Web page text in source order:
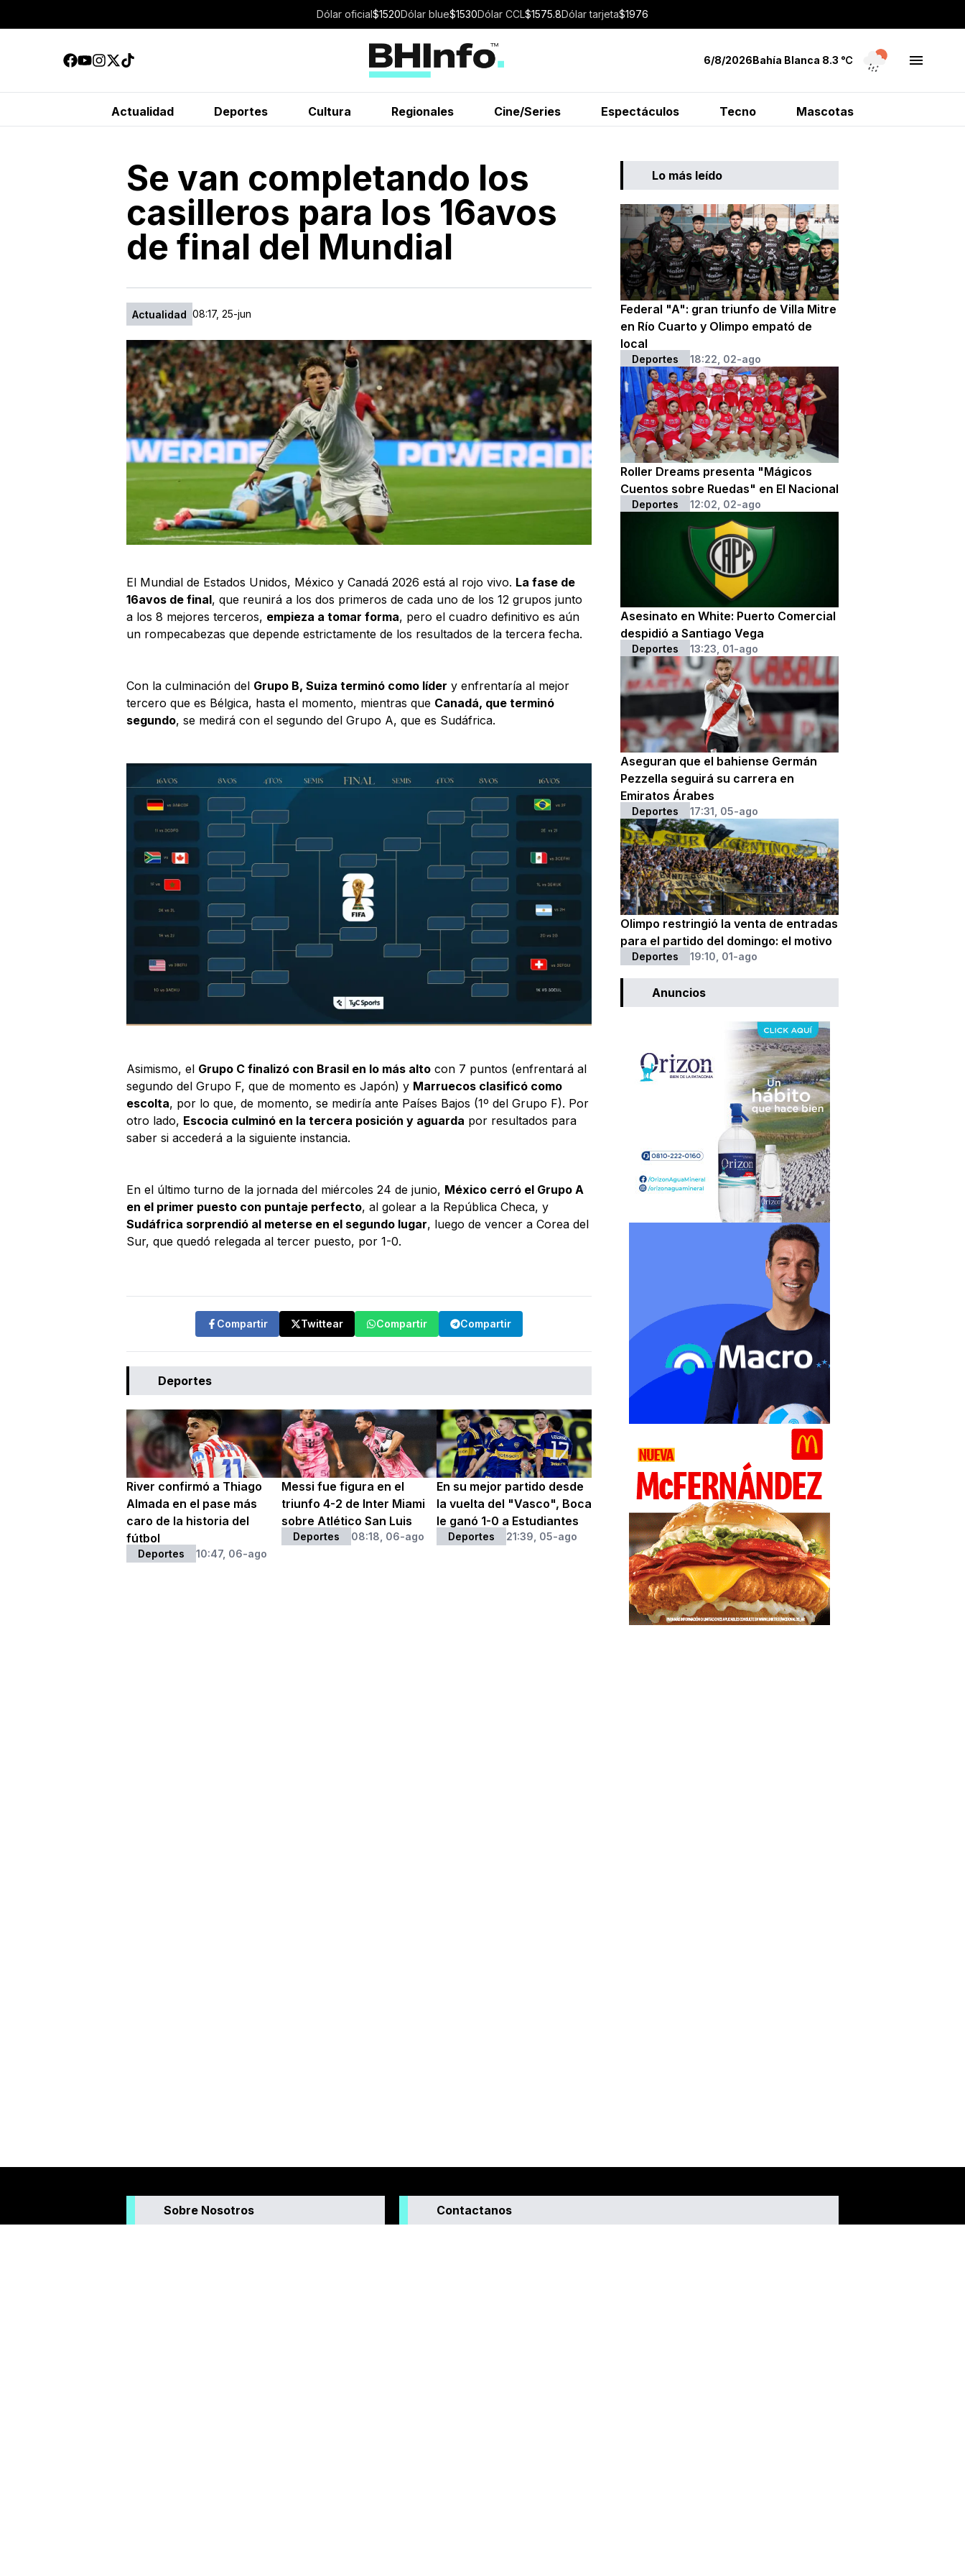
Dólar oficial$1520Dólar blue$1530Dólar CCL$1575.8Dólartarjeta$1976
6/8/2026Bahía Blanca 8.3 ℃
Actualidad Deportes Cultura Regionales Cine/Series Espectáculos Tecno Mascotas
Se van completando los
casilleros para los 16avos
de final del Mundial
Actualidad 08:17, 25-jun
El Mundial de Estados Unidos, México y Canadá 2026 está al rojo vivo. La fase de
16avos de final, que reunirá a los dos primeros de cada uno de los 12 grupos junto
a los 8 mejores terceros, empieza a tomar forma, pero el cuadro definitivo es aún
un rompecabezas que depende estrictamente de los resultados de la tercera fecha.
Con la culminación del Grupo B, Suiza terminó como líder y enfrentaría al mejor
tercero que es Bélgica, hasta el momento, mientras que Canadá, que terminó
segundo, se medirá con el segundo del Grupo A, que es Sudáfrica.
Asimismo, el Grupo C finalizó con Brasil en lo más alto con 7 puntos (enfrentará al
segundo del Grupo F, que de momento es Japón) y Marruecos clasificó como
escolta, por lo que, de momento, se mediría ante Países Bajos (1º del Grupo F). Por
otro lado, Escocia culminó en la tercera posición y aguarda por resultados para
saber si accederá a la siguiente instancia.
En el último turno de la jornada del miércoles 24 de junio, México cerró el Grupo A
en el primer puesto con puntaje perfecto, al golear a la República Checa, y
Sudáfrica sorprendió al meterse en el segundo lugar, luego de vencer a Corea del
Sur, que quedó relegada al tercer puesto, por 1-0.
Compartir Twittear Compartir Compartir
Deportes
River confirmó a Thiago
Almada en el pase más
caro de la historia del
fútbol
Deportes 10:47, 06-ago
Messi fue figura en el
triunfo 4-2 de Inter Miami
sobre Atlético San Luis
Deportes 08:18, 06-ago
En su mejor partido desde
la vuelta del "Vasco", Boca
le ganó 1-0 a Estudiantes
Deportes 21:39, 05-ago
Lo más leído
Federal "A": gran triunfo de Villa Mitre
en Río Cuarto y Olimpo empató de
local
Deportes 18:22, 02-ago
Roller Dreams presenta "Mágicos
Cuentos sobre Ruedas" en El Nacional
Deportes 12:02, 02-ago
Asesinato en White: Puerto Comercial
despidió a Santiago Vega
Deportes 13:23, 01-ago
Aseguran que el bahiense Germán
Pezzella seguirá su carrera en
Emiratos Árabes
Deportes 17:31, 05-ago
Olimpo restringió la venta de entradas
para el partido del domingo: el motivo
Deportes 19:10, 01-ago
Anuncios
Sobre Nosotros Contactanos